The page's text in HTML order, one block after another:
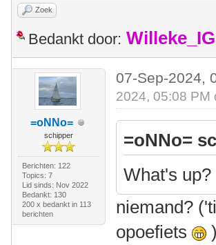
Zoek
Bedankt door:
=oNNo=
schipper
Berichten: 122
Topics: 7
Lid sinds: Nov 2022
Bedankt: 130
200 x bedankt in 113
berichten
07-Sep-2024,
2024, 05:08 PM
=oNNo=
What's up?
niemand?
opoefiets
)